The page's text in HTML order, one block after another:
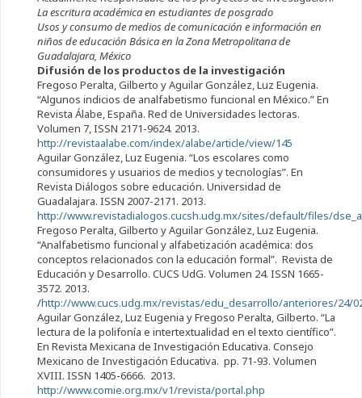
La escritura académica en estudiantes de posgrado
Usos y consumo de medios de comunicación e información en
niños de educación Básica en la Zona Metropolitana de
Guadalajara, México
Difusión de los productos de la investigación
Fregoso Peralta, Gilberto y Aguilar González, Luz Eugenia.
“Algunos indicios de analfabetismo funcional en México.” En
Revista Álabe, España. Red de Universidades lectoras.
Volumen 7, ISSN 2171-9624. 2013.
http://revistaalabe.com/index/alabe/article/view/145
Aguilar González, Luz Eugenia. “Los escolares como
consumidores y usuarios de medios y tecnologías”. En
Revista Diálogos sobre educación. Universidad de
Guadalajara. ISSN 2007-2171. 2013.
http://www.revistadialogos.cucsh.udg.mx/sites/default/files/
Fregoso Peralta, Gilberto y Aguilar González, Luz Eugenia.
“Analfabetismo funcional y alfabetización académica: dos
conceptos relacionados con la educación formal”. Revista de
Educación y Desarrollo. CUCS UdG. Volumen 24. ISSN 1665-
3572. 2013.
/http://www.cucs.udg.mx/revistas/edu_desarrollo/anteriores/24/
Aguilar González, Luz Eugenia y Fregoso Peralta, Gilberto. “La
lectura de la polifonía e intertextualidad en el texto científico”.
En Revista Mexicana de Investigación Educativa. Consejo
Mexicano de Investigación Educativa. pp. 71-93. Volumen
XVIII. ISSN 1405-6666. 2013.
http://www.comie.org.mx/v1/revista/portal.php